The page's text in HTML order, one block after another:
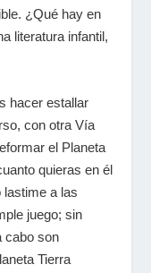
¿Qué hay en
literatura infantil,
hacer estallar
con otra Vía
el Planeta
quieras en él
lastime a las
juego; sin
cabo son
Tierra